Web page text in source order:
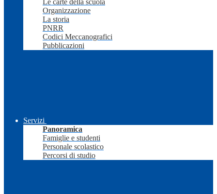
Le carte della scuola
Organizzazione
La storia
PNRR
Codici Meccanografici
Pubblicazioni
Servizi
Panoramica
Famiglie e studenti
Personale scolastico
Percorsi di studio